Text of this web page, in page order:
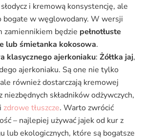
i kremową konsystencję, ale
bogate w węglowodany. W wersji
zamiennikiem będzie pełnotłuste
lub śmietanka kokosowa.
klasycznego ajerkoniaku: Żółtka jaj,
ajerkoniaku. Są one nie tylko
również dostarczają kremowej
niezbędnych składników odżywczych,
zdrowe tłuszcze. Warto zwrócić
– najlepiej używać jajek od kur z
lub ekologicznych, które są bogatsze